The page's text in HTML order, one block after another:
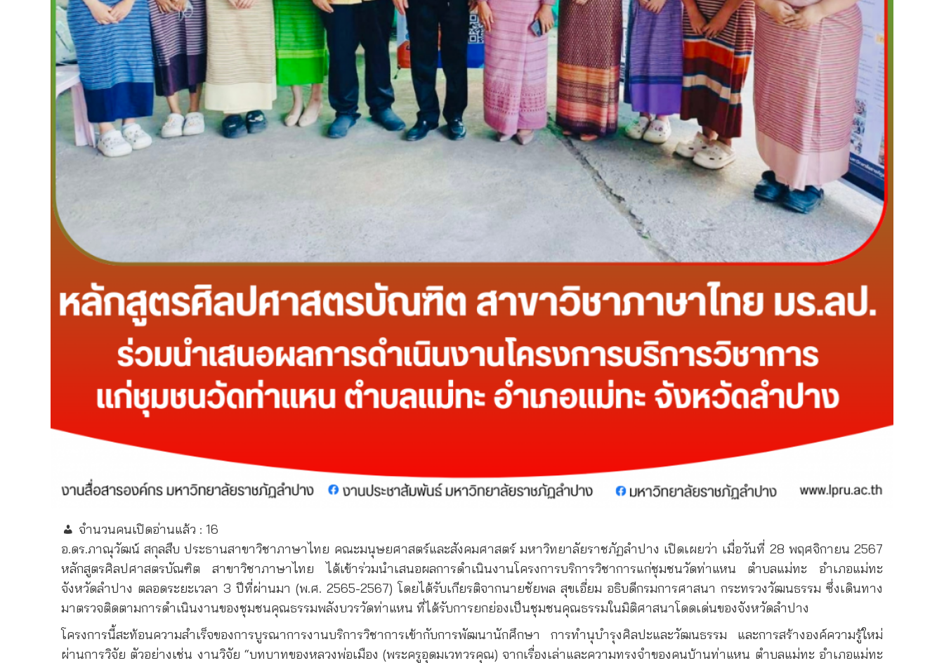
จำนวนคนเปิดอ่านแล้ว : 16
อ.ดร.ภาณุวัฒน์ สกุลสืบ ประธานสาขาวิชาภาษาไทย คณะมนุษยศาสตร์และสังคมศาสตร์ มหาวิทยาลัยราชภัฏลำปาง เปิดเผยว่า เมื่อวันที่ 28 พฤศจิกายน 2567
หลักสูตรศิลปศาสตรบัณฑิต สาขาวิชาภาษาไทย ได้เข้าร่วมนำเสนอผลการดำเนินงานโครงการบริการวิชาการแก่ชุมชนวัดท่าแหน ตำบลแม่ทะ อำเภอแม่ทะ
จังหวัดลำปาง ตลอดระยะเวลา 3 ปีที่ผ่านมา (พ.ศ. 2565-2567) โดยได้รับเกียรติจากนายชัยพล สุขเอี่ยม อธิบดีกรมการศาสนา กระทรวงวัฒนธรรม ซึ่งเดินทาง
มาตรวจติดตามการดำเนินงานของชุมชนคุณธรรมพลังบวรวัดท่าแหน ที่ได้รับการยกย่องเป็นชุมชนคุณธรรมในมิติศาสนาโดดเด่นของจังหวัดลำปาง
โครงการนี้สะท้อนความสำเร็จของการบูรณาการงานบริการวิชาการเข้ากับการพัฒนานักศึกษา การทำนุบำรุงศิลปะและวัฒนธรรม และการสร้างองค์ความรู้ใหม่
ผ่านการวิจัย ตัวอย่างเช่น งานวิจัย “บทบาทของหลวงพ่อเมือง (พระครูอุดมเวทวรคุณ) จากเรื่องเล่าและความทรงจำของคนบ้านท่าแหน ตำบลแม่ทะ อำเภอแม่ทะ